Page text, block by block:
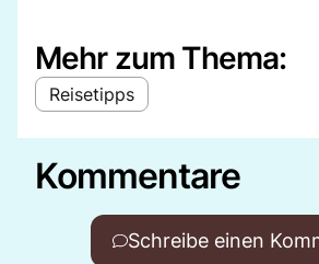
Mehr zum Thema:
Reisetipps
Kommentare
Schreibe einen